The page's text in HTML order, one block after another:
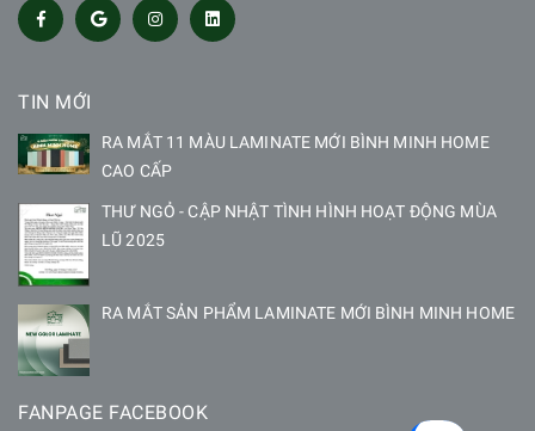
TIN MỚI
RA MẮT 11 MÀU LAMINATE MỚI BÌNH MINH HOME
CAO CẤP
THƯ NGỎ - CẬP NHẬT TÌNH HÌNH HOẠT ĐỘNG MÙA
LŨ 2025
RA MẮT SẢN PHẨM LAMINATE MỚI BÌNH MINH HOME
FANPAGE FACEBOOK